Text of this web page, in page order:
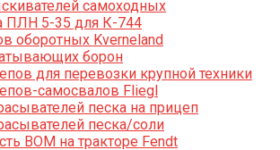
самоходных
ПЛН 5-35 для К-744
оборотных Kverneland
борон
для перевозки крупной техники
самосвалов Fliegl
песка на прицеп
песка/соли
ВОМ на тракторе Fendt